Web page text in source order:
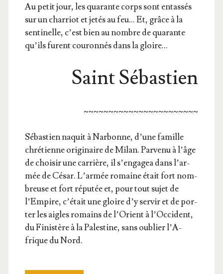
Au petit jour, les qua­rante corps sont entas­sés
sur un char­riot et jetés au feu… Et, grâce à la
sen­ti­nelle, c’est bien au nombre de qua­rante
qu’ils furent cou­ron­nés dans la gloire…
Saint Sébastien
~~~~~~~~~~~~~~~~~~~~~~~
Sébas­tien naquit à Nar­bonne, d’une famille
chré­tienne ori­gi­naire de Milan. Par­ve­nu à l’âge
de choi­sir une car­rière, il s’en­ga­gea dans l’ar­
mée de César. L’ar­mée romaine était fort nom­
breuse et fort répu­tée et, pour tout sujet de
l’Em­pire, c’é­tait une gloire d’y ser­vir et de por­
ter les aigles romains de l’O­rient à l’Oc­ci­dent,
du Finis­tère à la Pales­tine, sans oublier l’A­
frique du Nord.